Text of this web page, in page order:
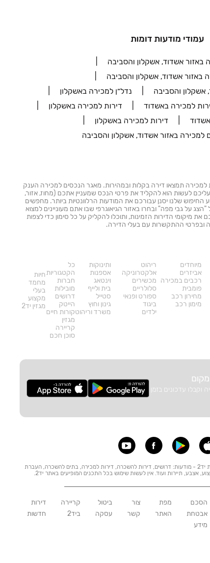
עמודי מודעות דומות
באזור אשדוד, אשקלון והסביבה
באזור אשדוד, אשקלון והסביבה
אשקלון והסביבה
נדל״ן למכירה באשקלון
למכירה באשדוד
דירות למכירה באשקלון
דירות למכירה באשקלון
למכירה? ביד2 - דירות למכירה תמצאו דירה בקלות ובמהירות. מאגר הנכסים למכירה הענק
לעשות הוא להקליד את פרטי הנכס שמעניין אתכם (מחוז, אזור,
החיפוש שלנו יסנן עבורכם את המודעות הרלוונטיות ביותר. מחפשים
על גבי מפה" ובחרו באזור הגיאוגרפי שבו אתם מעוניינים למצוא
מיקומי הדירות הזמינות, ותוכלו להקליק על כל סימון כדי לצפות
ובפרטי ההתקשרות עם בעלי הדירה.
מיוחדים
אביזרים
רכבים במכירה
פומבית
מחירון רכב
מימון רכב
ריהוט
אלקטרוניקה
מכשירים
סלולריים
ספורט ופנאי
ביגוד
ילדים
ותינוקות
אספנות
וינטאג
בית ולייף
סטייל
גינון וחוץ
משרד וריהוט
כל
הקטגוריות
חברות
מובילות
דרושים
הייטק
קורות חיים
מגזין
קריירה
סוכן חכם
חיות
מחמד
בעלי
מקצוע
מגזין יד2
וקבלו עדכונים בזמן
כל הזכויות שמורות לחברת קורל תל מפעילת יד2 - מודעות: דרושים, דירות להשכרה, דירות למכירה, בתים להשכרה, העברת
אצבע, תיירות ועוד. אין לעשות שימוש בכל התכנים המופיעים באתר יד2.
הסכם
אבטחת
מידע
מפת
האתר
צור
קשר
ביטול
עסקה
קריירה
ביד2
דירות
חדשות